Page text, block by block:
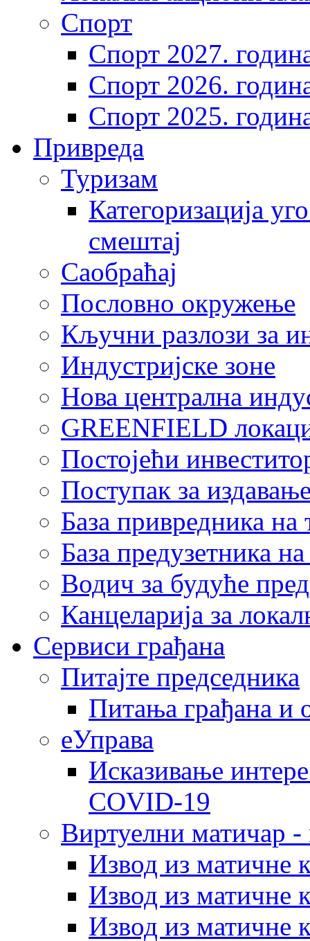
Спорт
Спорт 2027.
Спорт 2026.
Спорт 2025.
Привреда
Туризам
Категоризација
смештај
Саобраћај
Пословно окружење
Кључни разлози за
Индустријске зоне
Нова централна
GREENFIELD
Постојећи
Поступак за
База привредника
База предузетника
Водич за будуће
Канцеларија за
Сервиси грађана
Питајте председника
Питања грађана и
еУправа
Исказивање
COVID-19
Виртуелни матичар -
Извод из матичне
Извод из матичне
Извод из матичне